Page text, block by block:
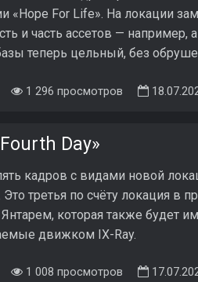
«Hope For Life». На локации
и часть ассетов — например,
теперь цельный, без
1 296 просмотров
Day»
кадров с видами новой
Это третья по счёту локация в
которая также будет
движком IX-Ray.
1 008 просмотров